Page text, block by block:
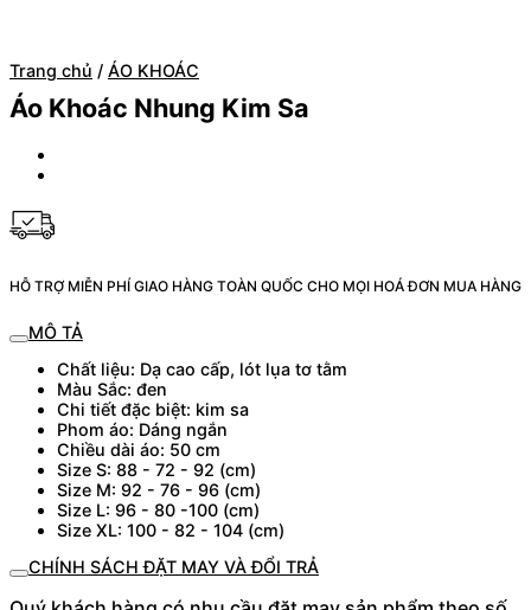
Trang chủ / ÁO KHOÁC
Áo Khoác Nhung Kim Sa
HỖ TRỢ MIỄN PHÍ GIAO HÀNG TOÀN QUỐC CHO MỌI HOÁ ĐƠN MUA HÀNG
MÔ TẢ
Chất liệu: Dạ cao cấp, lót lụa tơ tằm
Màu Sắc: đen
Chi tiết đặc biệt: kim sa
Phom áo: Dáng ngắn
Chiều dài áo: 50 cm
Size S: 88 - 72 - 92 (cm)
Size M: 92 - 76 - 96 (cm)
Size L: 96 - 80 -100 (cm)
Size XL: 100 - 82 - 104 (cm)
CHÍNH SÁCH ĐẶT MAY VÀ ĐỔI TRẢ